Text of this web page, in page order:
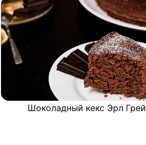
Шоколадный кекс Эрл Грей